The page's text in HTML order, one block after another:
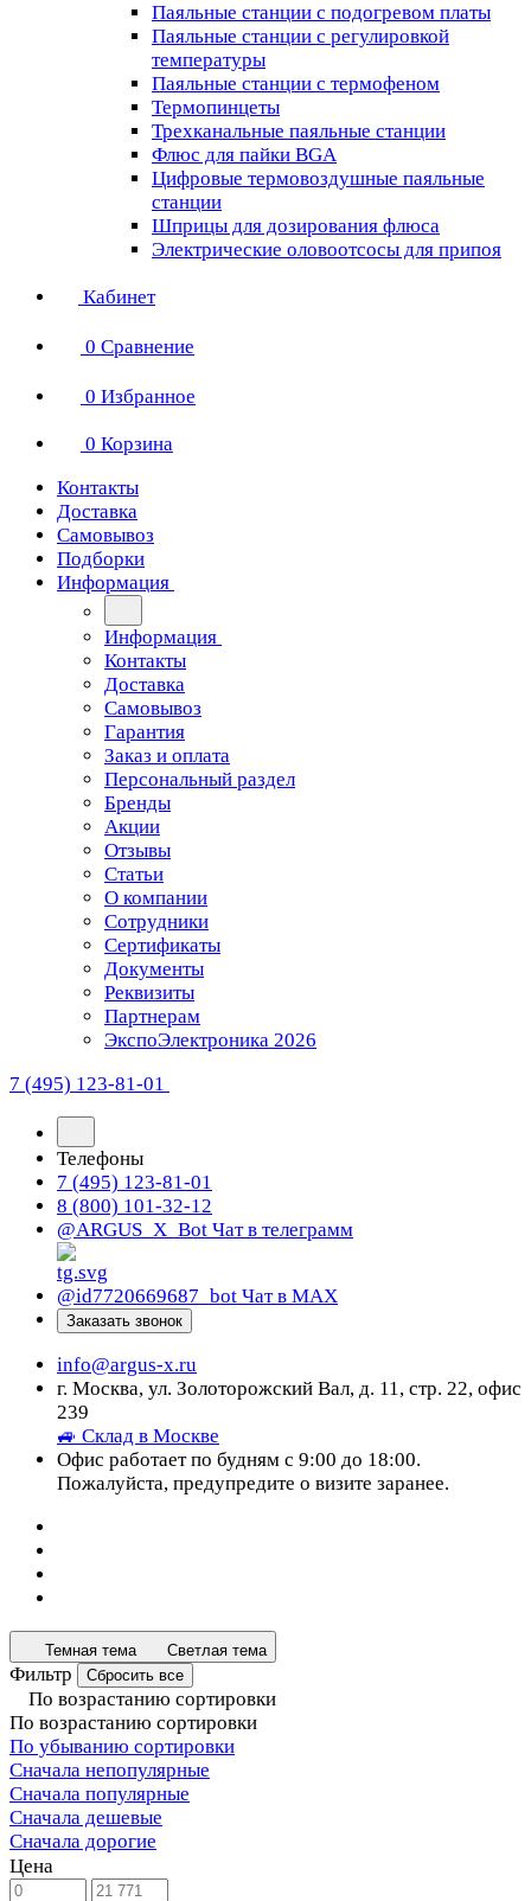
Паяльные станции с подогревом платы
Паяльные станции с регулировкой
температуры
Паяльные станции с термофеном
Термопинцеты
Трехканальные паяльные станции
Флюс для пайки BGA
Цифровые термовоздушные паяльные
станции
Шприцы для дозирования флюса
Электрические оловоотсосы для припоя
Кабинет
0 Сравнение
0 Избранное
0 Корзина
Контакты
Доставка
Самовывоз
Подборки
Информация
Информация
Контакты
Доставка
Самовывоз
Гарантия
Заказ и оплата
Персональный раздел
Бренды
Акции
Отзывы
Статьи
О компании
Сотрудники
Сертификаты
Документы
Реквизиты
Партнерам
ЭкспоЭлектроника 2026
7 (495) 123-81-01
Телефоны
7 (495) 123-81-01
8 (800) 101-32-12
@ARGUS_X_Bot Чат в телеграмм
@id7720669687_bot Чат в МАХ
Заказать звонок
info@argus-x.ru
г. Москва, ул. Золоторожский Вал, д. 11, стр. 22, офис
239
🚙 Склад в Москве
Офис работает по будням с 9:00 до 18:00.
Пожалуйста, предупредите о визите заранее.
Темная тема Светлая тема
Фильтр Сбросить все
По возрастанию сортировки
По возрастанию сортировки
По убыванию сортировки
Сначала непопулярные
Сначала популярные
Сначала дешевые
Сначала дорогие
Цена